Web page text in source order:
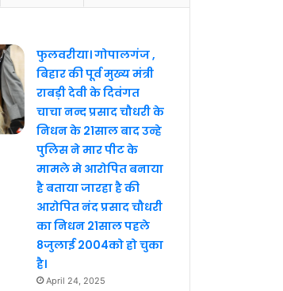
फुलवरीया। गोपालगंज ,
बिहार की पूर्व मुख्य मंत्री
राबड़ी देवी के दिवंगत
चाचा नन्द प्रसाद चौधरी के
निधन के 21साल बाद उन्हे
पुलिस ने मार पीट के
मामले मे आरोपित बनाया
है बताया जारहा है की
आरोपित नंद प्रसाद चौधरी
का निधन 21साल पहले
8जुलाई 2004को हो चुका
है।
April 24, 2025